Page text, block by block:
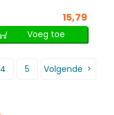
15,79
Voeg toe
4 5 Volgende